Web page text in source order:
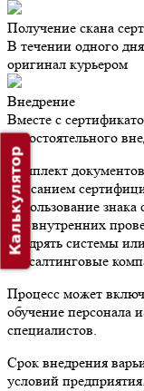
Получение скана
В течении одного
оригинал курьером
Внедрение
Вместе с
самостоятельного
Комплект
описанием
использование
для внутренних
внедрять системы
консалтинговые
Процесс может
обучение персонала
специалистов.
Срок внедрения
условий предприятия.
Калькулятор